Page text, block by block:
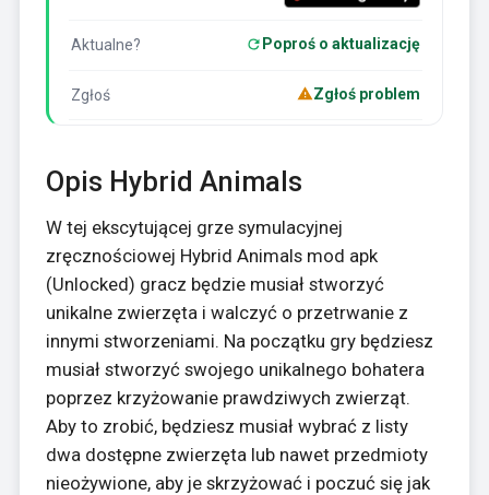
Aktualne? Poproś o aktualizację
Zgłoś Zgłoś problem
Opis Hybrid Animals
W tej ekscytującej grze symulacyjnej
zręcznościowej Hybrid Animals mod apk
(Unlocked) gracz będzie musiał stworzyć
unikalne zwierzęta i walczyć o przetrwanie z
innymi stworzeniami. Na początku gry będziesz
musiał stworzyć swojego unikalnego bohatera
poprzez krzyżowanie prawdziwych zwierząt.
Aby to zrobić, będziesz musiał wybrać z listy
dwa dostępne zwierzęta lub nawet przedmioty
nieożywione, aby je skrzyżować i poczuć się jak